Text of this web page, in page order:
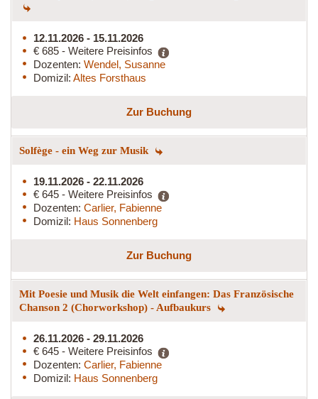
12.11.2026 - 15.11.2026
€ 685 - Weitere Preisinfos
Dozenten: Wendel, Susanne
Domizil: Altes Forsthaus
Zur Buchung
Solfège - ein Weg zur Musik
19.11.2026 - 22.11.2026
€ 645 - Weitere Preisinfos
Dozenten: Carlier, Fabienne
Domizil: Haus Sonnenberg
Zur Buchung
Mit Poesie und Musik die Welt einfangen: Das Französische
Chanson 2 (Chorworkshop) - Aufbaukurs
26.11.2026 - 29.11.2026
€ 645 - Weitere Preisinfos
Dozenten: Carlier, Fabienne
Domizil: Haus Sonnenberg